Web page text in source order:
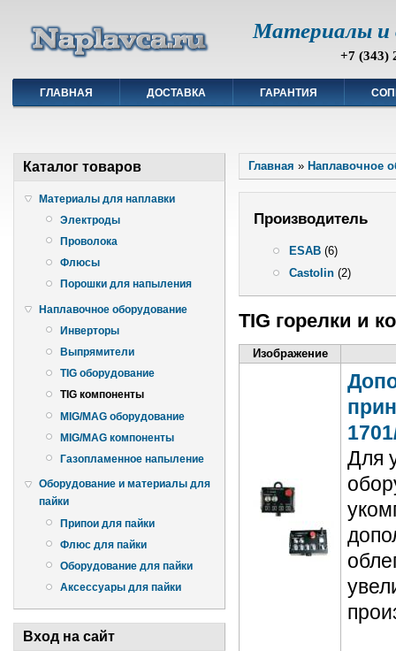
Материалы и
+7 (343)
ГЛАВНАЯ ДОСТАВКА ГАРАНТИЯ
Каталог товаров
Материалы для наплавки
Электроды
Проволока
Флюсы
Порошки для напыления
Наплавочное оборудование
Инверторы
Выпрямители
TIG оборудование
TIG компоненты
MIG/MAG оборудование
MIG/MAG компоненты
Газопламенное напыление
Оборудование и материалы для
пайки
Припои для пайки
Флюс для пайки
Оборудование для пайки
Аксессуары для пайки
Вход на сайт
Главная » Наплавочное
Производитель
ESAB (6)
Castolin (2)
TIG горелки и
Изображение
Для